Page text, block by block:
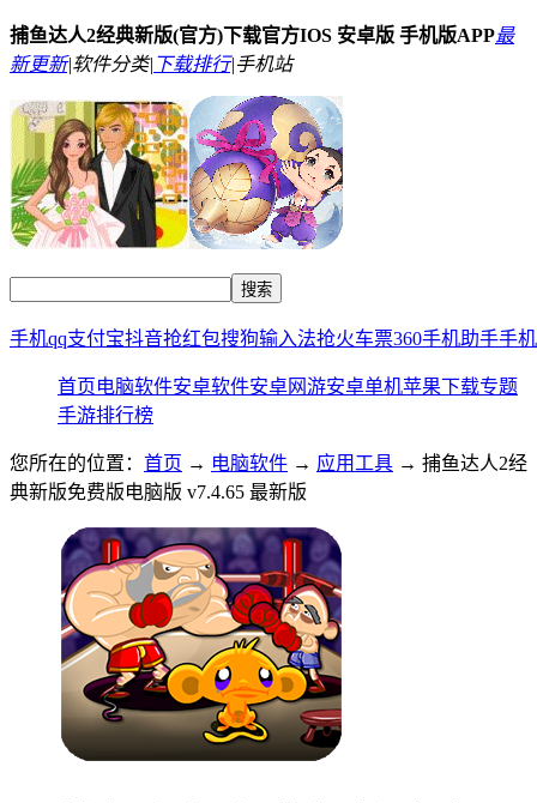
捕鱼达人2经典新版(官方)下载官方IOS 安卓版 手机版APP最
新更新|软件分类| 下载排行|手机站
手机qq支付宝抖音抢红包搜狗输入法抢火车票360手机助手手
首页电脑软件安卓软件安卓网游安卓单机苹果下载专题
手游排行榜
您所在的位置： 首页 → 电脑软件 → 应用工具 → 捕鱼达人2经
典新版免费版电脑版 v7.4.65 最新版